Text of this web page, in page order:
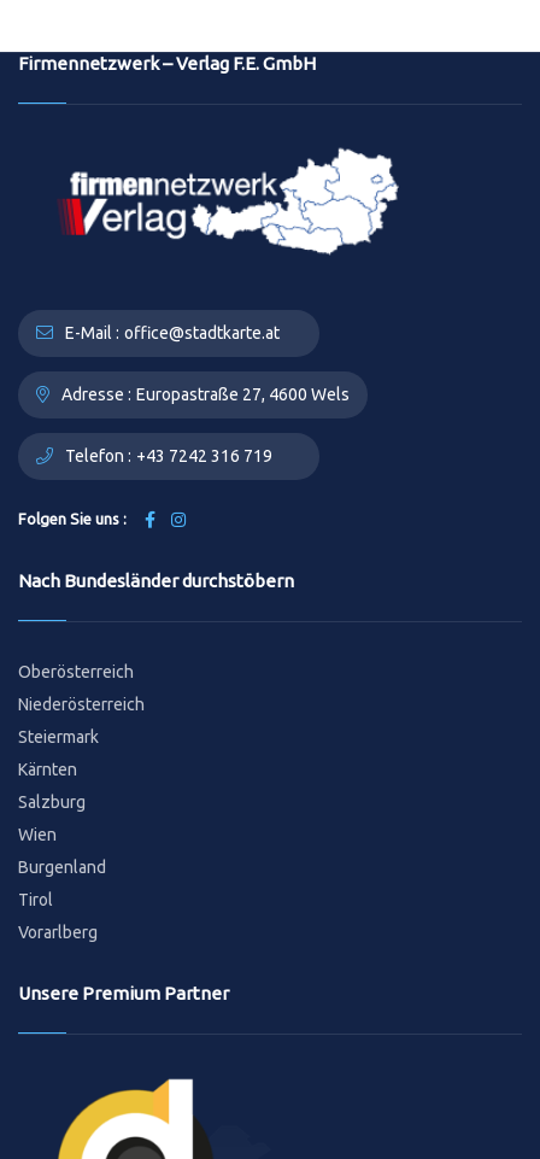
Firmennetzwerk – Verlag F.E. GmbH
E-Mail : office@stadtkarte.at
Adresse : Europastraße 27, 4600 Wels
Telefon : +43 7242 316 719
Folgen Sie uns :
Nach Bundesländer durchstöbern
Oberösterreich
Niederösterreich
Steiermark
Kärnten
Salzburg
Wien
Burgenland
Tirol
Vorarlberg
Unsere Premium Partner